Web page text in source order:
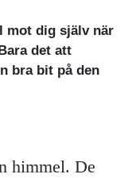
mot dig själv när
det att
bra bit på den
himmel. De